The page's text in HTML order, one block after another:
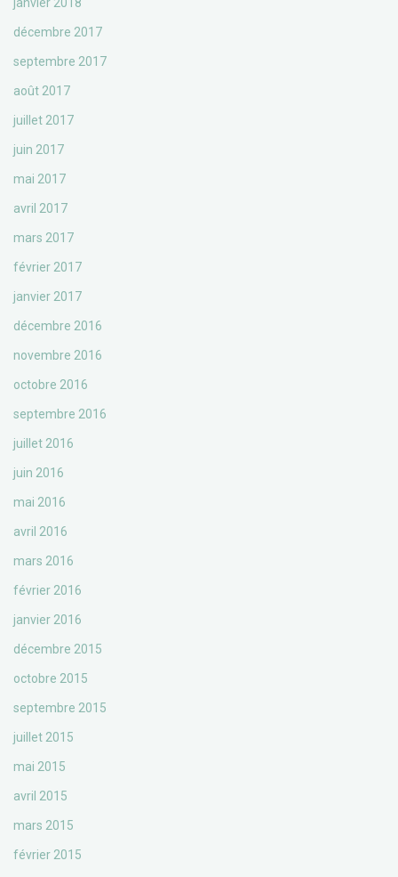
décembre 2017
septembre 2017
août 2017
juillet 2017
juin 2017
mai 2017
avril 2017
mars 2017
février 2017
janvier 2017
décembre 2016
novembre 2016
octobre 2016
septembre 2016
juillet 2016
juin 2016
mai 2016
avril 2016
mars 2016
février 2016
janvier 2016
décembre 2015
octobre 2015
septembre 2015
juillet 2015
mai 2015
avril 2015
mars 2015
février 2015